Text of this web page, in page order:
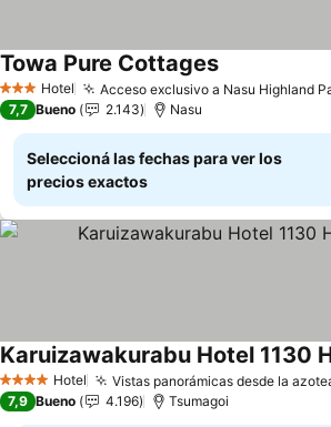
3 Estrellas
Hotel Acceso exclusivo a Nasu Highland
Towa Pure Cottages
7,7 Bueno 2.143 Nasu
Seleccioná las fechas para ver los
precios exactos
4 EstrellasHotel Vistas panorámicas desde la
Karuizawakurabu Hotel 1130
7,9 Bueno 4.196 Tsumagoi